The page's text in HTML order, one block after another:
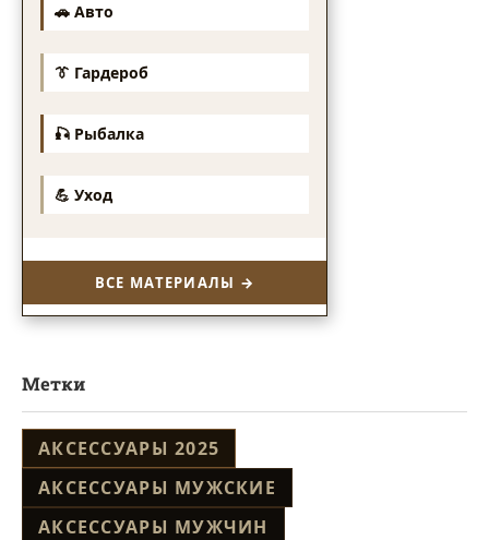
🚗 Авто
👔 Гардероб
🎣 Рыбалка
💪 Уход
ВСЕ МАТЕРИАЛЫ →
Метки
АКСЕССУАРЫ 2025
АКСЕССУАРЫ МУЖСКИЕ
АКСЕССУАРЫ МУЖЧИН